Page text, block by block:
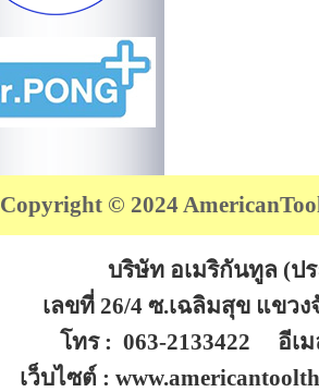
Copyright © 2024
บริษัท อเมริกันทูล (ป
เลขที่ 26/4 ซ.เฉลิมสุข แขวง
โทร : 063-2133422 อีเม
เว็บไซต์ :